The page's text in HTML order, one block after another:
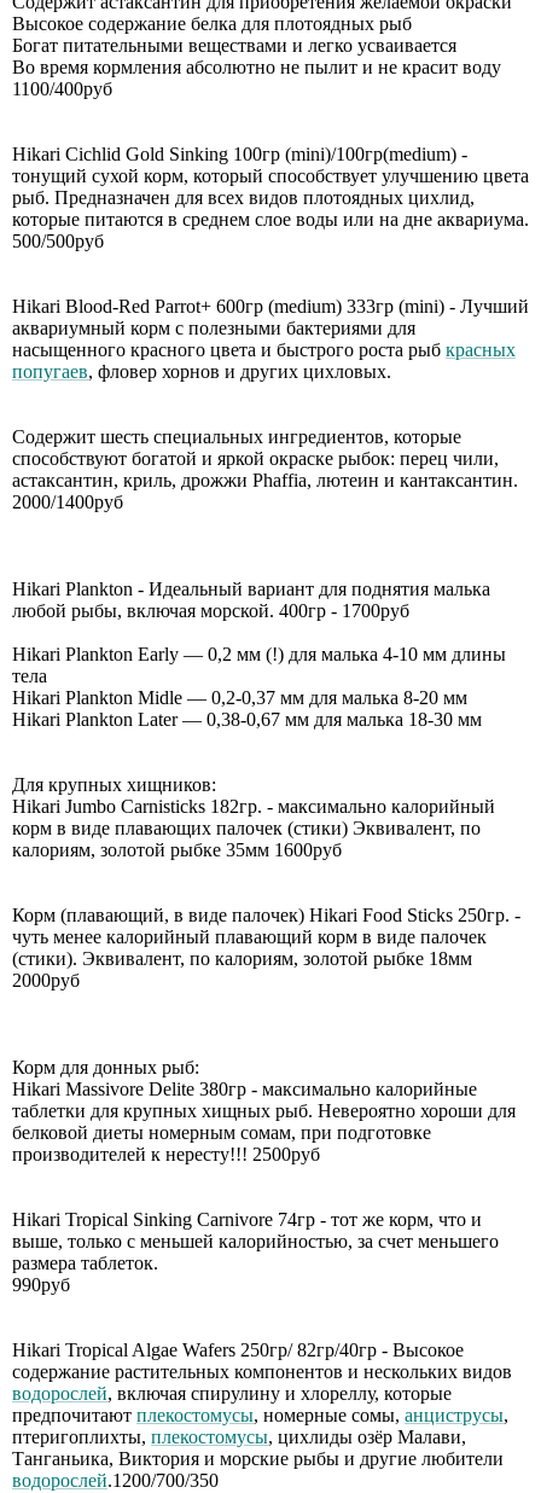
Высокое содержание белка для плотоядных рыб
Богат питательными веществами и легко усваивается
Во время кормления абсолютно не пылит и не красит воду
1100/400руб
Hikari Cichlid Gold Sinking 100гр (mini)/100гр(medium) -
тонущий сухой корм, который способствует улучшению цвета
рыб. Предназначен для всех видов плотоядных цихлид,
которые питаются в среднем слое воды или на дне аквариума.
500/500руб
Hikari Blood-Red Parrot+ 600гр (medium) 333гр (mini) - Лучший
аквариумный корм с полезными бактериями для
насыщенного красного цвета и быстрого роста рыб красных
попугаев, фловер хорнов и других цихловых.
Содержит шесть специальных ингредиентов, которые
способствуют богатой и яркой окраске рыбок: перец чили,
астаксантин, криль, дрожжи Phaffia, лютеин и кантаксантин.
2000/1400руб
Hikari Plankton - Идеальный вариант для поднятия малька
любой рыбы, включая морской. 400гр - 1700руб
Hikari Plankton Early — 0,2 мм (!) для малька 4-10 мм длины
тела
Hikari Plankton Midle — 0,2-0,37 мм для малька 8-20 мм
Hikari Plankton Later — 0,38-0,67 мм для малька 18-30 мм
Для крупных хищников:
Hikari Jumbo Carnisticks 182гр. - максимально калорийный
корм в виде плавающих палочек (стики) Эквивалент, по
калориям, золотой рыбке 35мм 1600руб
Корм (плавающий, в виде палочек) Hikari Food Sticks 250гр. -
чуть менее калорийный плавающий корм в виде палочек
(стики). Эквивалент, по калориям, золотой рыбке 18мм
2000руб
Корм для донных рыб:
Hikari Massivore Delite 380гр - максимально калорийные
таблетки для крупных хищных рыб. Невероятно хороши для
белковой диеты номерным сомам, при подготовке
производителей к нересту!!! 2500руб
Hikari Tropical Sinking Carnivore 74гр - тот же корм, что и
выше, только с меньшей калорийностью, за счет меньшего
размера таблеток.
990руб
Hikari Tropical Algae Wafers 250гр/ 82гр/40гр - Высокое
содержание растительных компонентов и нескольких видов
водорослей, включая спирулину и хлореллу, которые
предпочитают плекостомусы, номерные сомы, анциструсы,
птеригоплихты, плекостомусы, цихлиды озёр Малави,
Танганьика, Виктория и морские рыбы и другие любители
водорослей.1200/700/350